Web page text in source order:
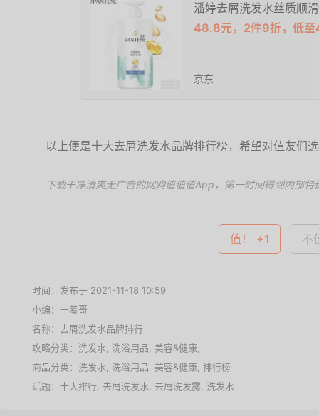
潘婷去屑洗发水丝质顺
48.8元，2件9折，低
京东
以上便是十大去屑洗发水品牌排行榜，希望对值友们
下载干净清爽无广告的网购值值值App ，第一时间得到内部特
值！ +1 不
时间：发布于 2021-11-18 10:59
小编：一羞哥
名称： 去屑洗发水品牌排行
攻略分类： 洗发水 洗浴用品 美容&健康
商品分类： 洗发水 洗浴用品 美容&健康 排行榜
话题： 十大排行 去屑洗发水 去屑洗发露 洗发水